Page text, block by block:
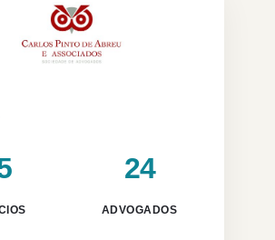
24
ADVOGADOS